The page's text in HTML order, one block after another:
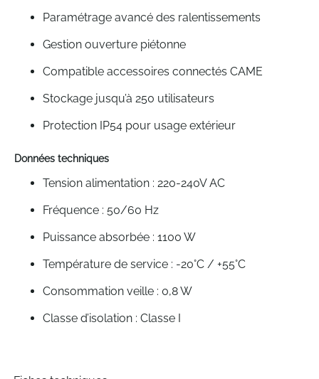
Paramétrage avancé des ralentissements
Gestion ouverture piétonne
Compatible accessoires connectés CAME
Stockage jusqu’à 250 utilisateurs
Protection IP54 pour usage extérieur
Données techniques
Tension alimentation : 220-240V AC
Fréquence : 50/60 Hz
Puissance absorbée : 1100 W
Température de service : -20°C / +55°C
Consommation veille : 0,8 W
Classe d’isolation : Classe I